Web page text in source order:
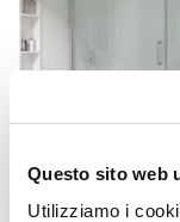
Questo sito web
Utilizziamo i
CODICE: CLT814